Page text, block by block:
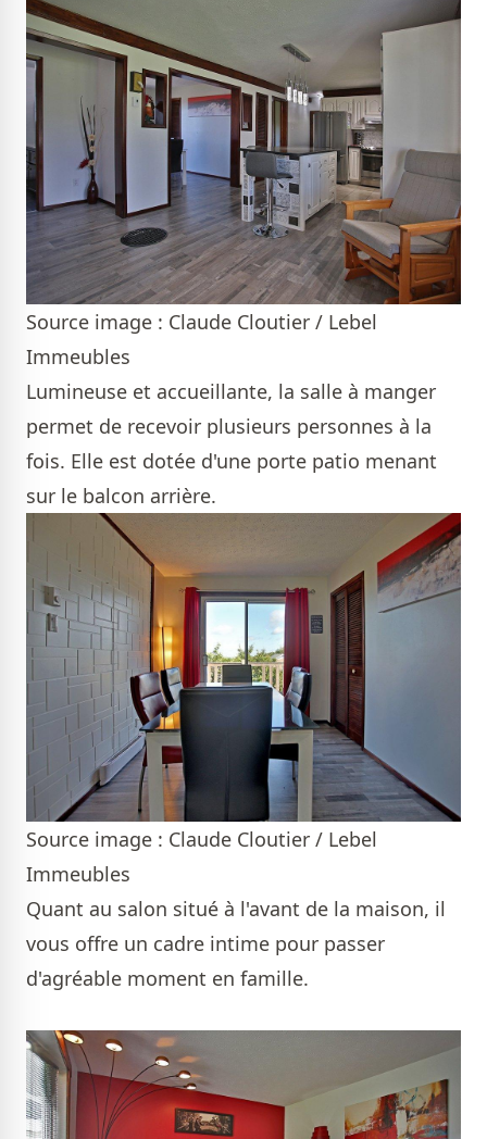
Source image : Claude Cloutier / Lebel
Immeubles
Lumineuse et accueillante, la salle à manger
permet de recevoir plusieurs personnes à la
fois. Elle est dotée d'une porte patio menant
sur le balcon arrière.
Source image : Claude Cloutier / Lebel
Immeubles
Quant au salon situé à l'avant de la maison, il
vous offre un cadre intime pour passer
d'agréable moment en famille.